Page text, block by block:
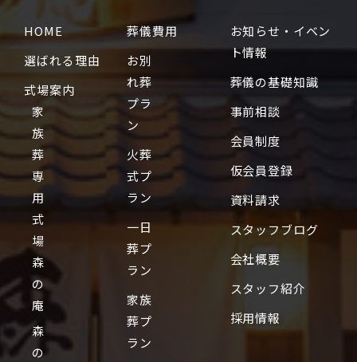
HOME
選ばれる理由
式場案内
家
族
葬
専
用
式
場
森
の
庵
森
の
葬儀費用
お別
れ葬
プラ
ン
火葬
式プ
ラン
一日
葬プ
ラン
家族
葬プ
ラン
お知らせ・イベン
ト情報
葬儀の基礎知識
事前相談
会員制度
仮会員登録
資料請求
スタッフブログ
会社概要
スタッフ紹介
採用情報